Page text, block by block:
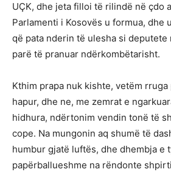
UÇK, dhe jeta filloi të rilindë në çdo
Parlamenti i Kosovës u formua, dhe
që pata nderin të ulesha si deputete
parë të pranuar ndërkombëtarisht.
Kthim prapa nuk kishte, vetëm
hapur, dhe ne, me zemrat e
hidhura, ndërtonim vendin tonë të
cope. Na mungonin aq shumë të
humbur gjatë luftës, dhe dhembja e
papërballueshme na rëndonte